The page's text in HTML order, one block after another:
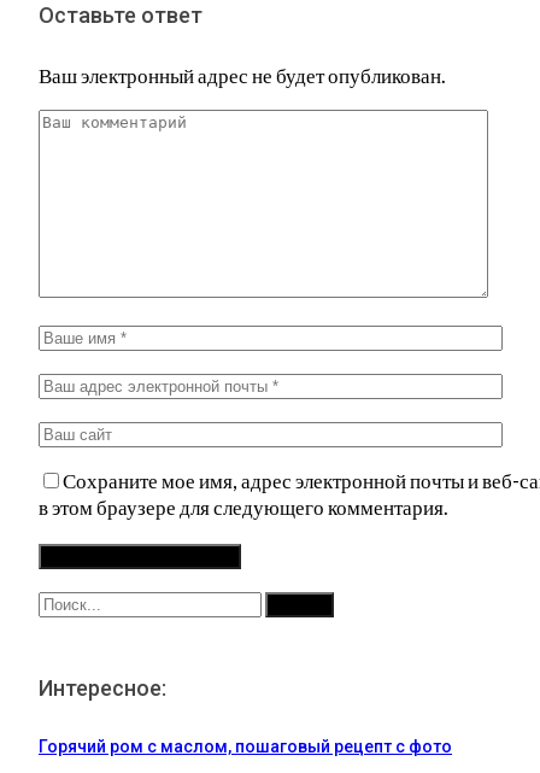
Оставьте ответ
Ваш электронный адрес не будет опубликован.
Сохраните мое имя, адрес электронной почты и веб-
в этом браузере для следующего комментария.
Интересное:
Горячий ром с маслом, пошаговый рецепт с фото